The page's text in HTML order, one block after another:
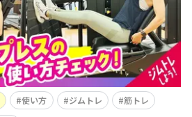
使い方 ジムトレ
筋トレ